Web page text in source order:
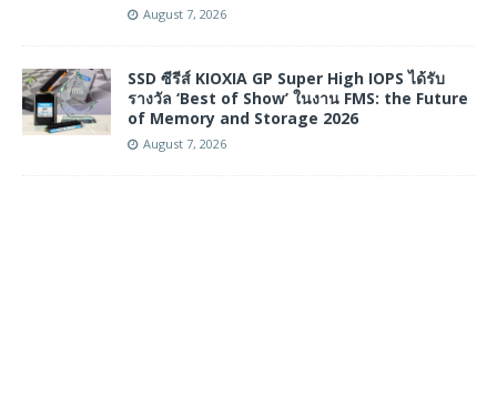
August 7, 2026
SSD ซีรีส์ KIOXIA GP Super High IOPS ได้รับ
รางวัล ‘Best of Show’ ในงาน FMS: the Future
of Memory and Storage 2026
August 7, 2026